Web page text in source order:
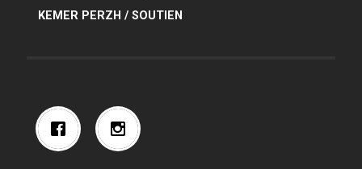
KEMER PERZH / SOUTIEN